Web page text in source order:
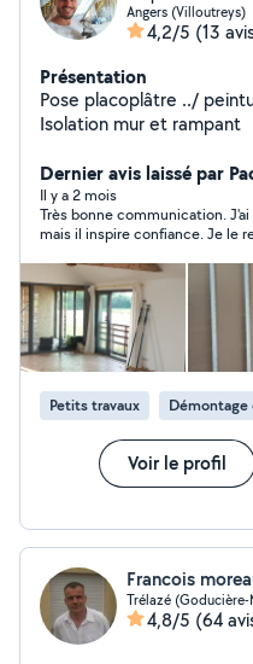
Angers (Villoutreys)
4,2/5 (13
Présentation
Pose placoplâtre ../ peintures Pose meuble de
Isolation mur et rampant
Dernier avis laissé par
Il y a 2 mois
Très bonne communication.
mais il inspire confiance. Je le
Petits travaux Démontage
Voir le profil
Francois
Trélazé
4,8/5 (64